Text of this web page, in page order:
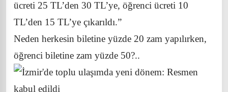
ücreti 25 TL’den 30 TL’ye, öğrenci ücreti 10
TL’den 15 TL’ye çıkarıldı.”
Neden herkesin biletine yüzde 20 zam yapılırken,
öğrenci biletine zam yüzde 50?..